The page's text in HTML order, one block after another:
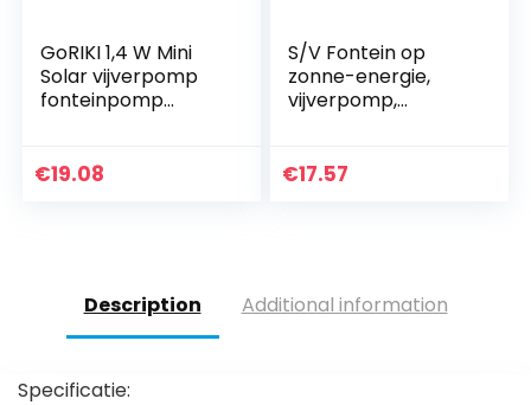
GoRIKI 1,4 W Mini
Solar vijverpomp
fonteinpomp
zonnepaneel
zwembad of terras
€19.08
S/V Fontein op
zonne-energie,
vijverpomp,
waterpomp met
€17.57
Description Additional information
Specificatie: